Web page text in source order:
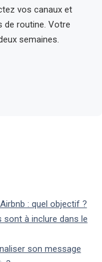
vos canaux et
de routine. Votre
semaines.
: quel objectif ?
à inclure dans le
son message